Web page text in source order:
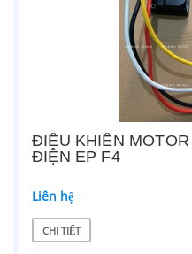
ĐIỀU KHIỂN
ĐIỆN EP F4
Liên hệ
CHI TIẾT